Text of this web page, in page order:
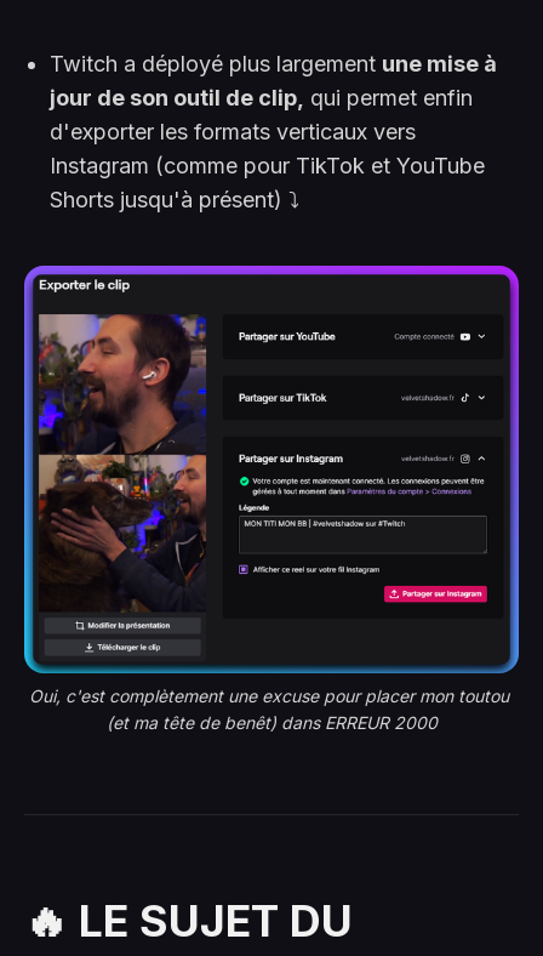
Twitch a déployé plus largement une mise à
jour de son outil de clip, qui permet enfin
d'exporter les formats verticaux vers
Instagram (comme pour TikTok et YouTube
Shorts jusqu'à présent) ⤵️
Oui, c'est complètement une excuse pour placer mon toutou
(et ma tête de benêt) dans ERREUR 2000
🔥 LE SUJET DU